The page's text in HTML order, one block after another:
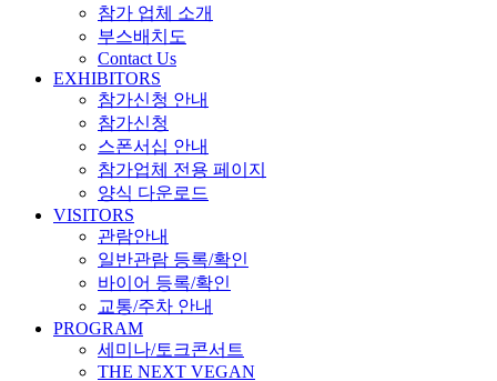
참가 업체 소개
부스배치도
Contact Us
EXHIBITORS
참가신청 안내
참가신청
스폰서십 안내
참가업체 전용 페이지
양식 다운로드
VISITORS
관람안내
일반관람 등록/확인
바이어 등록/확인
교통/주차 안내
PROGRAM
세미나/토크콘서트
THE NEXT VEGAN